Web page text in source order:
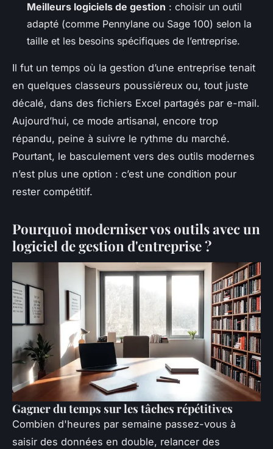
Meilleurs logiciels de gestion : choisir un outil
adapté (comme Pennylane ou Sage 100) selon la
taille et les besoins spécifiques de l’entreprise.
Il fut un temps où la gestion d’une entreprise tenait
en quelques classeurs poussiéreux ou, tout juste
décalé, dans des fichiers Excel partagés par e-mail.
Aujourd’hui, ce mode artisanal, encore trop
répandu, peine à suivre le rythme du marché.
Pourtant, le basculement vers des outils modernes
n’est plus une option : c’est une condition pour
rester compétitif.
Pourquoi moderniser vos outils avec un
logiciel de gestion d'entreprise ?
Gagner du temps sur les tâches répétitives
Combien d'heures par semaine passez-vous à
saisir des données en double, relancer des